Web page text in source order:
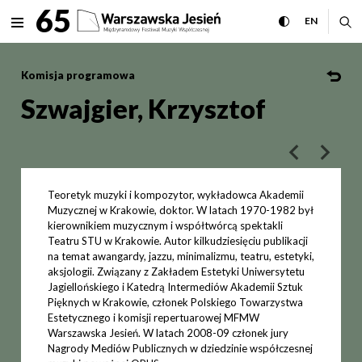
Szwajgier, Krzysztof
rozwiń menu
MENU65 przełącz
ENCHANGE
Komisja programowa
Szwajgier, Krzysztof
poprzedni
Teoretyk muzyki i kompozytor, wykładowca Akademii
Muzycznej w Krakowie, doktor. W latach 1970-1982 był
kierownikiem muzycznym i współtwórcą spektakli
Teatru STU w Krakowie. Autor kilkudziesięciu publikacji
na temat awangardy, jazzu, minimalizmu, teatru, estetyki,
aksjologii. Związany z Zakładem Estetyki Uniwersytetu
Jagiellońskiego i Katedrą Intermediów Akademii Sztuk
Pięknych w Krakowie, członek Polskiego Towarzystwa
Estetycznego i komisji repertuarowej MFMW
Warszawska Jesień. W latach 2008-09 członek jury
Nagrody Mediów Publicznych w dziedzinie współczesnej